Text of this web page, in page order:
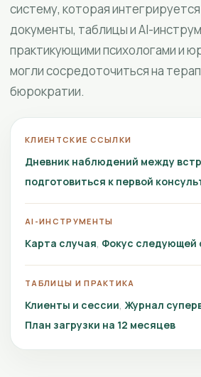
систему, которая
документы, таблицы и AI-
практикующими психологами и
могли сосредоточиться на
бюрократии.
КЛИЕНТСКИЕ ССЫЛКИ
Дневник наблюдений между
подготовиться к первой
AI-ИНСТРУМЕНТЫ
Карта случая Фокус следующей
ТАБЛИЦЫ И ПРАКТИКА
Клиенты и сессии Журнал
План загрузки на 12 месяцев